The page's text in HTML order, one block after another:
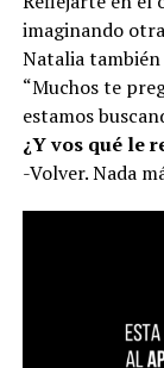
Reflejarte en el
imaginando
Natalia también
“Muchos te
estamos
¿Y vos qué le
-Volver. Nada